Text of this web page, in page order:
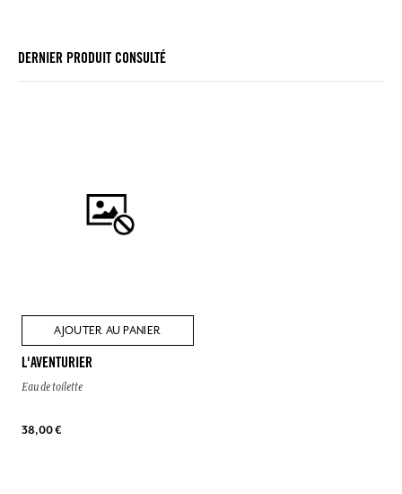
DERNIER PRODUIT CONSULTÉ
AJOUTER AU PANIER
L'AVENTURIER
Eau de toilette
38,00 €